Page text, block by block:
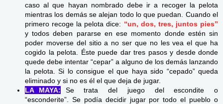
caso al que hayan nombrado debe ir a recoger la pelota
mientras los demás se alejan todo lo que puedan. Cuando el
primero recoge la pelota dice: “un, dos, tres, juntos pies”
y todos deben pararse en ese momento donde estén sin
poder moverse del sitio a no ser que no les vea el que ha
cogido la pelota. Éste puede dar tres pasos y desde donde
quede debe intentar “cepar” a alguno de los demás lanzando
la pelota. Si lo consigue el que haya sido “cepado” queda
eliminado y si no es él el que deja de jugar.
LA MAYA: Se trata del juego del escondite o
“esconderite”. Se podía decidir jugar por todo el pueblo o